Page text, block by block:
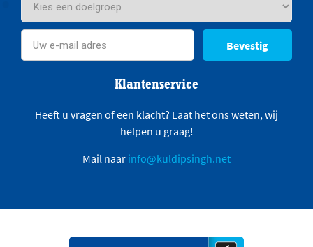
Bevestig
Klantenservice
Heeft u vragen of een klacht? Laat het ons weten, wij
helpen u graag!
Mail naar info@kuldipsingh.net